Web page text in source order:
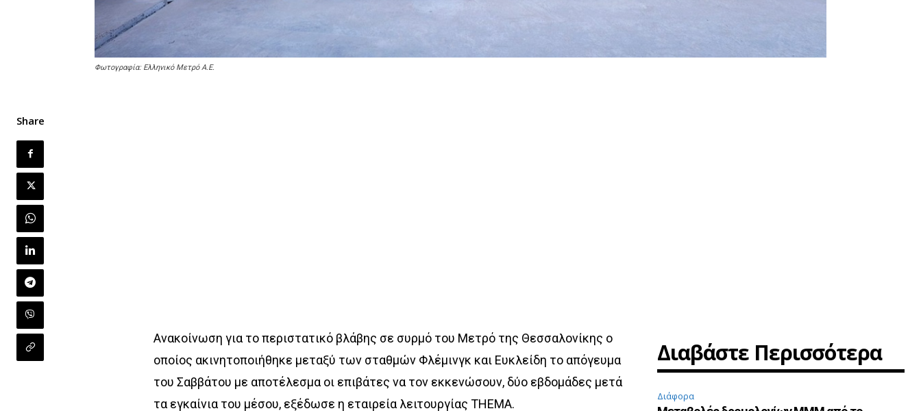
Φωτογραφία: Ελληνικό Μετρό Α.Ε.
Share
Ανακοίνωση για το περιστατικό βλάβης σε συρμό του Μετρό της Θεσσαλονίκης ο
οποίος ακινητοποιήθηκε μεταξύ των σταθμών Φλέμινγκ και Ευκλείδη το απόγευμα
του Σαββάτου με αποτέλεσμα οι επιβάτες να τον εκκενώσουν, δύο εβδομάδες μετά
τα εγκαίνια του μέσου, εξέδωσε η εταιρεία λειτουργίας ΤΗΕΜΑ.
Διαβάστε Περισσότερα
Διάφορα